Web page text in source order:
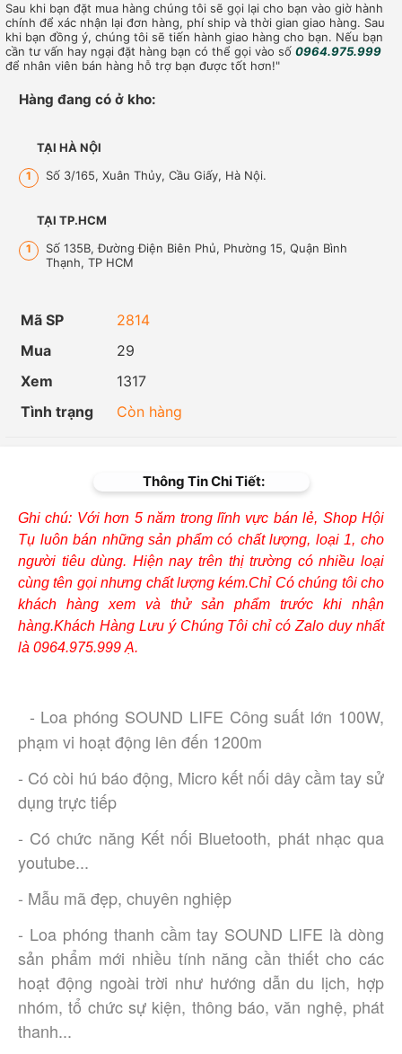
Sau khi bạn đặt mua hàng chúng tôi sẽ gọi lại cho bạn vào giờ hành
chính để xác nhận lại đơn hàng, phí ship và thời gian giao hàng. Sau
khi bạn đồng ý, chúng tôi sẽ tiến hành giao hàng cho bạn. Nếu bạn
cần tư vấn hay ngại đặt hàng bạn có thể gọi vào số 0964.975.999
để nhân viên bán hàng hỗ trợ bạn được tốt hơn!"
Hàng đang có ở kho:
TẠI HÀ NỘI
1 Số 3/165, Xuân Thủy, Cầu Giấy, Hà Nội.
TẠI TP.HCM
1
Số 135B, Đường Điện Biên Phủ, Phường 15, Quận Bình
Thạnh, TP HCM
Mã SP
2814
Mua
29
Xem
1317
Tình trạng
Còn hàng
Thông Tin Chi Tiết:
Ghi chú: Với hơn 5 năm trong lĩnh vực bán lẻ, Shop Hội
Tụ luôn bán những sản phẩm có chất lượng, loại 1, cho
người tiêu dùng. Hiện nay trên thị trường có nhiều loại
cùng tên gọi nhưng chất lượng kém.Chỉ Có chúng tôi cho
khách hàng xem và thử sản phẩm trước khi nhận
hàng.Khách Hàng Lưu ý Chúng Tôi chỉ có Zalo duy nhất
là 0964.975.999 Ạ.
- Loa phóng SOUND LIFE Công suất lớn 100W,
phạm vi hoạt động lên đến 1200m
- Có còi hú báo động, Micro kết nối dây cầm tay sử
dụng trực tiếp
- Có chức năng Kết nối Bluetooth, phát nhạc qua
youtube...
- Mẫu mã đẹp, chuyên nghiệp
- Loa phóng thanh cầm tay SOUND LIFE là dòng
sản phẩm mới nhiều tính năng cần thiết cho các
hoạt động ngoài trời như hướng dẫn du lịch, hợp
nhóm, tổ chức sự kiện, thông báo, văn nghệ, phát
thanh...